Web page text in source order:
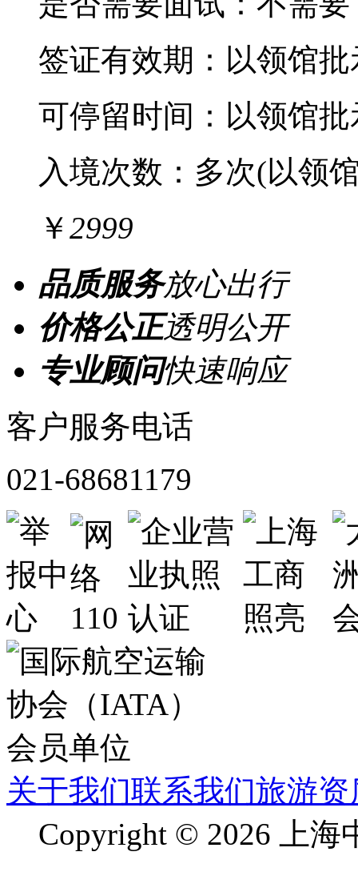
签证有效期： 以领馆
可停留时间： 以领馆
入境次数： 多次(以领
￥2999
品质服务放心出行
价格公正透明公开
专业顾问快速响应
客户服务电话
021-68681179
关于我们联系我们旅游资
Copyright © 2026 上海